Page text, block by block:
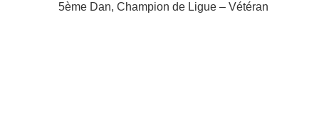
5ème Dan, Champion de Ligue – Vétéran